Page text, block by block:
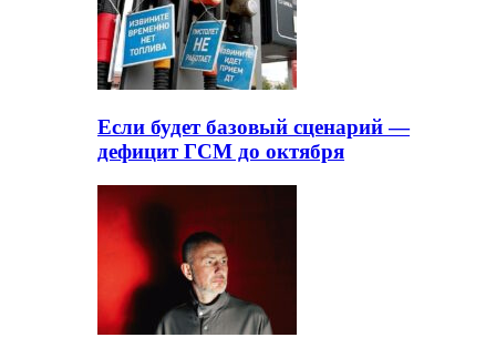
Если будет базовый сценарий —
дефицит ГСМ до октября